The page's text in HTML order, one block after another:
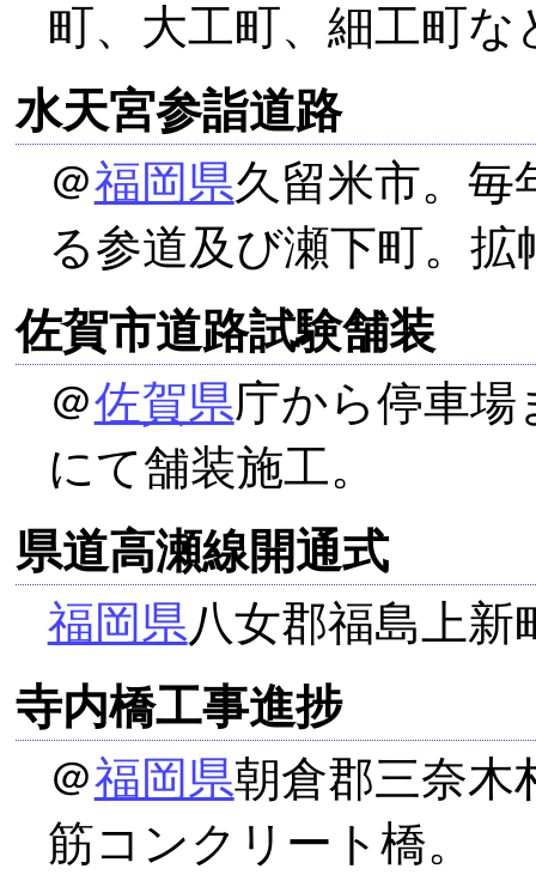
町、大工町、細工町
水天宮参詣道路
＠福岡県久留米市。毎
る参道及び瀬下町。拡
佐賀市道路試験舗装
＠佐賀県庁から停車場
にて舗装施工。
県道高瀬線開通式
福岡県八女郡福島上新
寺内橋工事進捗
＠福岡県朝倉郡三奈木
筋コンクリート橋。